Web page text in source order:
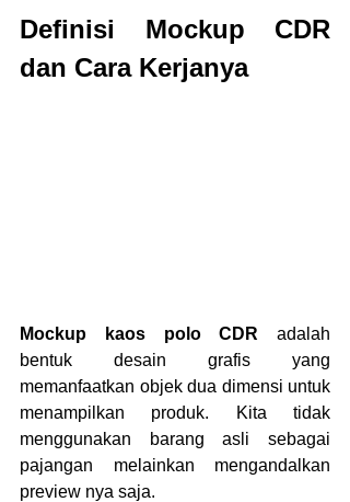
Definisi Mockup CDR
dan Cara Kerjanya
Mockup kaos polo CDR adalah
bentuk desain grafis yang
memanfaatkan objek dua dimensi untuk
menampilkan produk. Kita tidak
menggunakan barang asli sebagai
pajangan melainkan mengandalkan
preview nya saja.